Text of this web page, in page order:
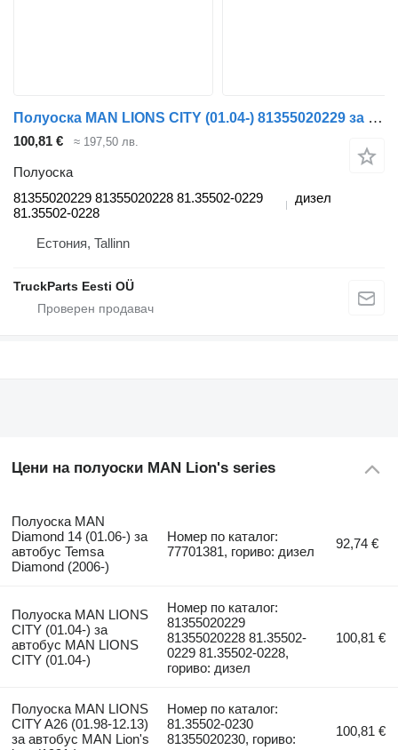
Полуоска MAN LIONS CITY (01.04-) 81355020229 за автобус MAN LIONS CITY (01.04-)
100,81 € ≈ 197,50 лв.
Полуоска
81355020229 81355020228 81.35502-0229
81.35502-0228
дизел
Естония, Tallinn
TruckParts Eesti OÜ
Цени на полуоски MAN Lion's series
Полуоска MAN
Diamond 14 (01.06-) за
автобус Temsa
Diamond (2006-)
Номер по каталог:
77701381, гориво: дизел
92,74 €
Полуоска MAN LIONS
CITY (01.04-) за
автобус MAN LIONS
CITY (01.04-)
Номер по каталог:
81355020229
81355020228 81.35502-
0229 81.35502-0228,
гориво: дизел
100,81 €
Полуоска MAN LIONS
CITY A26 (01.98-12.13)
за автобус MAN Lion's
Номер по каталог:
81.35502-0230
81355020230, гориво:
100,81 €